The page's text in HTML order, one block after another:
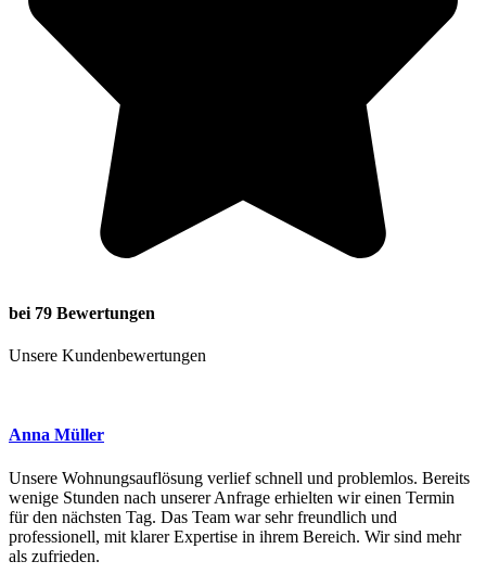
bei 79 Bewertungen
Unsere Kundenbewertungen
Anna Müller
Unsere Wohnungsauflösung verlief schnell und problemlos. Bereits
wenige Stunden nach unserer Anfrage erhielten wir einen Termin
für den nächsten Tag. Das Team war sehr freundlich und
professionell, mit klarer Expertise in ihrem Bereich. Wir sind mehr
als zufrieden.